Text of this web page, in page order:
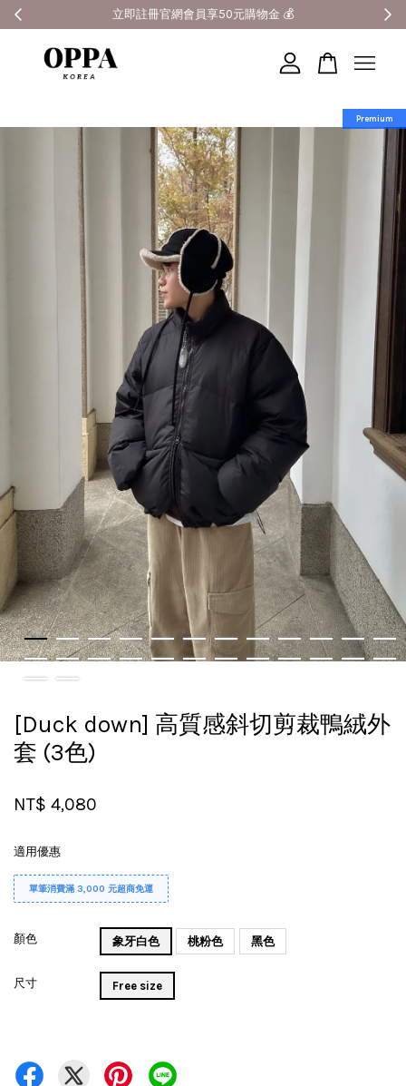
全館滿3000元超商免運 🚚
Premium
[Duck down] 高質感斜切剪裁鴨絨外
套 (3色)
NT$ 4,080
適用優惠
單筆消費滿 3,000 元超商免運
顏色 象牙白色 桃粉色 黑色
尺寸 Free size
繼續購物